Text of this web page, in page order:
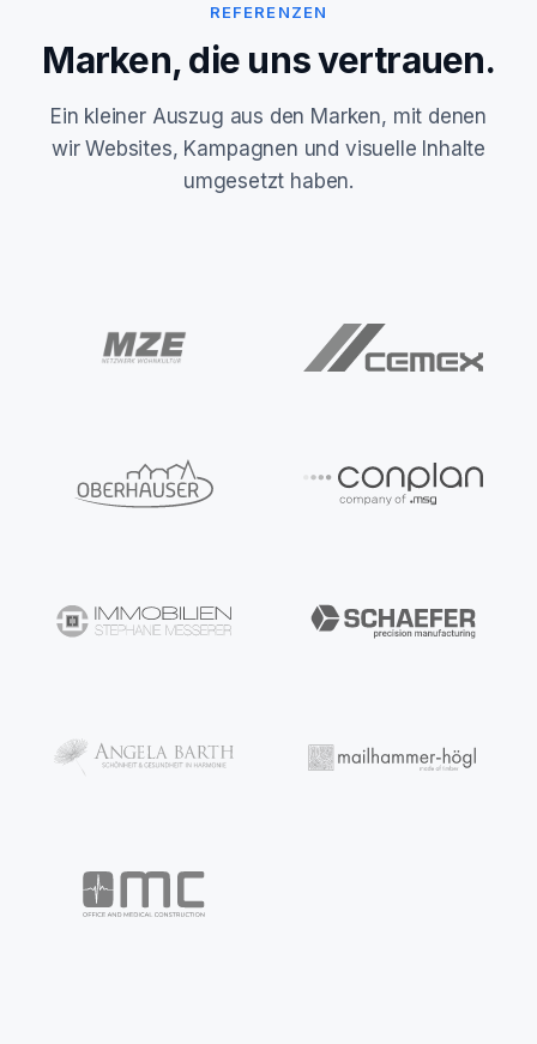
REFERENZEN
Marken, die uns vertrauen.
Ein kleiner Auszug aus den Marken, mit denen
wir Websites, Kampagnen und visuelle Inhalte
umgesetzt haben.